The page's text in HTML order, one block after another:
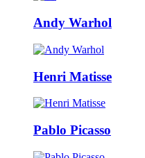
Andy Warhol
Henri Matisse
Pablo Picasso